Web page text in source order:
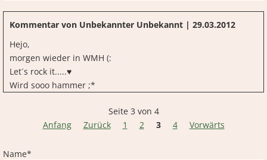
Kommentar von Unbekannter Unbekannt | 29.03.2012
Hejo,
morgen wieder in WMH (:
Let´s rock it.....♥
Wird sooo hammer ;*
Seite 3 von 4
Anfang
Zurück 1 2 3 4 Vorwärts
Pflichtfeld
Name*